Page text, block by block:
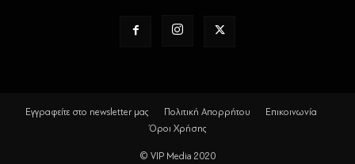
Εγγραφείτε στο newsletter μας Πολιτική Απορρήτου
Επικοινωνία
Όροι Χρήσης
© VIP Media 2020